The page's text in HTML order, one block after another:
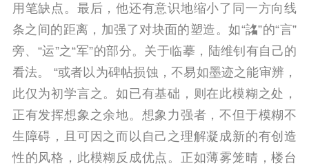
用笔缺点。最后，他还有意识地缩小了同一方向线
条之间的距离，加强了对块面的塑造。如“詺”的“言”
旁、“运”之“军”的部分。关于临摹，陆维钊有自己的
看法。 “或者以为碑帖损蚀，不易如墨迹之能审辨，
此仅为初学言之。如已有基础，则在此模糊之处，
正有发挥想象之余地。想象力强者，不但于模糊不
生障碍，且可因之而以自己之理解凝成新的有创造
性的风格，此模糊反成优点。正如薄雾笼晴，楼台